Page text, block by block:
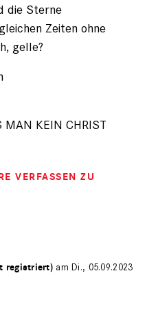
die Sterne
Zeiten ohne
gelle?
KEIN CHRIST
VERFASSEN ZU
registriert) am Di., 05.09.2023